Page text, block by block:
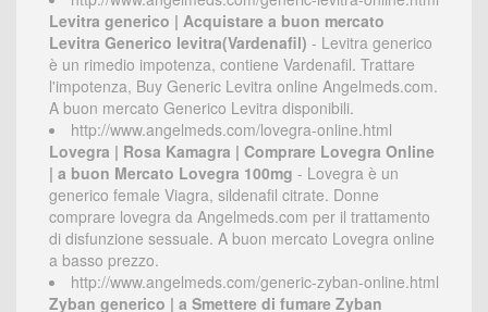
Levitra generico | Acquistare a buon mercato
Levitra Generico levitra(Vardenafil) - Levitra generico
è un rimedio impotenza, contiene Vardenafil. Trattare
l'impotenza, Buy Generic Levitra online Angelmeds.com.
A buon mercato Generico Levitra disponibili.
http://www.angelmeds.com/lovegra-online.html
Lovegra | Rosa Kamagra | Comprare Lovegra Online
| a buon Mercato Lovegra 100mg - Lovegra è un
generico female Viagra, sildenafil citrate. Donne
comprare lovegra da Angelmeds.com per il trattamento
di disfunzione sessuale. A buon mercato Lovegra online
a basso prezzo.
http://www.angelmeds.com/generic-zyban-online.html
Zyban generico | a Smettere di fumare Zyban